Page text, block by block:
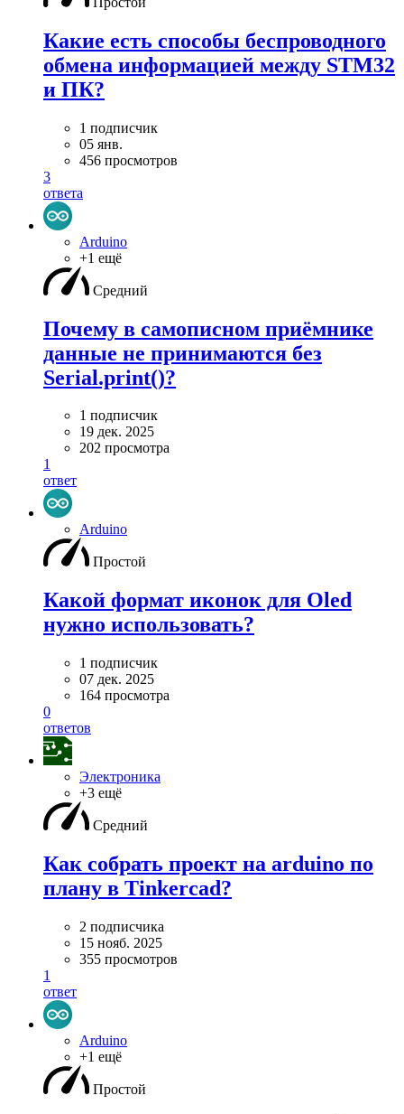
Какие есть способы беспроводного
обмена информацией между STM32
и ПК?
1 подписчик
05 янв.
456 просмотров
3
ответа
Arduino
+1 ещё
Средний
Почему в самописном приёмнике
данные не принимаются без
Serial.print()?
1 подписчик
19 дек. 2025
202 просмотра
1
ответ
Arduino
Простой
Какой формат иконок для Oled
нужно использовать?
1 подписчик
07 дек. 2025
164 просмотра
0
ответов
Электроника
+3 ещё
Средний
Как собрать проект на arduino по
плану в Tinkercad?
2 подписчика
15 нояб. 2025
355 просмотров
1
ответ
Arduino
+1 ещё
Простой